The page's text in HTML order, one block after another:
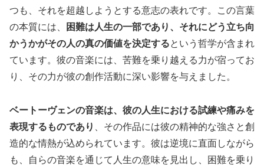
つも、それを超越しようとする意志の表れです。この言葉
の本質には、
困難は人生の一部であり、それにどう立ち向
かうかがその人の真の価値を決定するという哲学が含まれ
ています。彼の音楽には、苦難を乗り越える力が宿ってお
り、その力が彼の創作活動に深い影響を与えました。
ベートーヴェンの音楽は、彼の人生における試練や痛みを
表現するものであり
、その作品には彼の精神的な強さと創
造的な情熱が込められています。彼は逆境に直面しながら
も、自らの音楽を通じて人生の意味を見出し、困難を乗り